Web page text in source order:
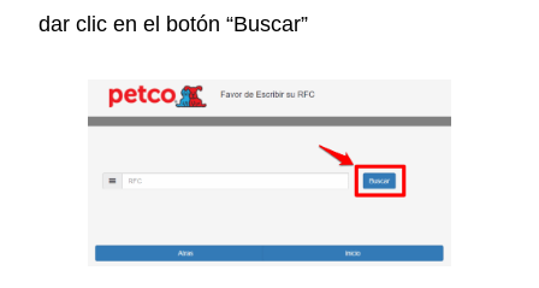
dar clic en el botón “Buscar”